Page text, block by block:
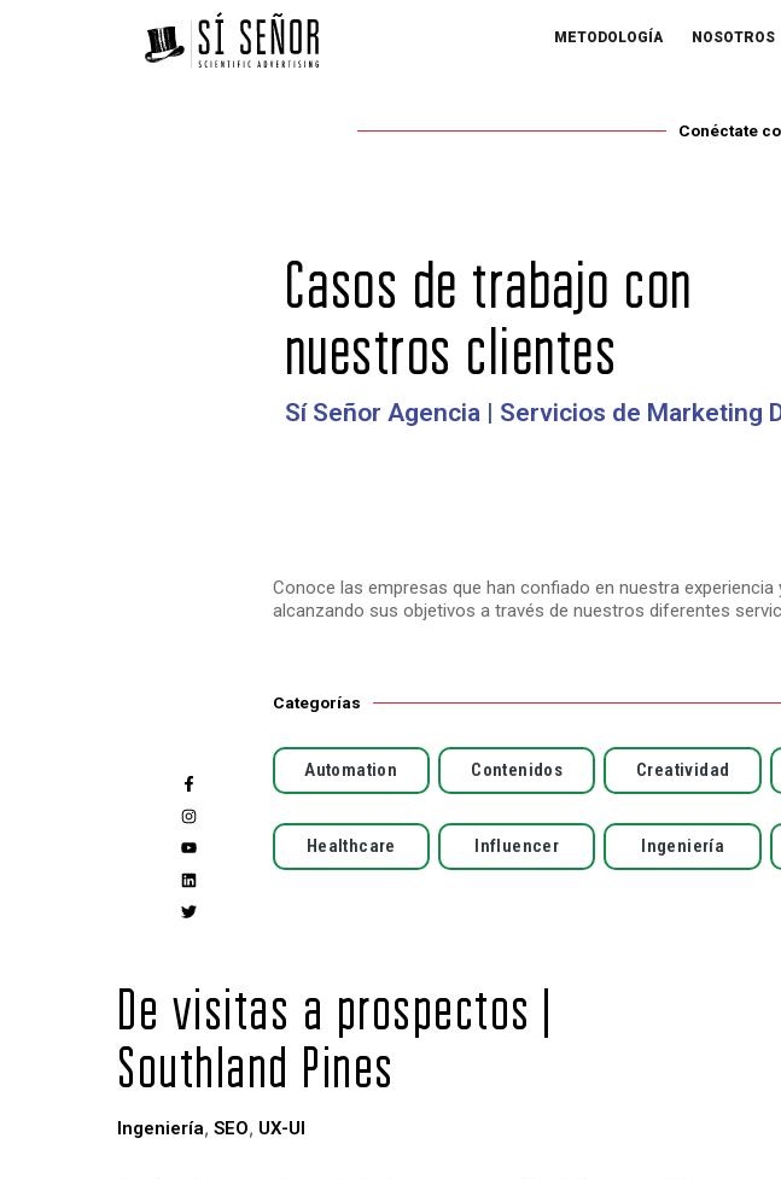
METODOLOGÍA NOSOTROS
Conéctate
Casos de trabajo con
nuestros clientes
Sí Señor Agencia | Servicios de Marketing
Conoce las empresas que han confiado en nuestra
alcanzando sus objetivos a través de nuestros diferentes
Categorías
Automation Contenidos Creatividad
Healthcare Influencer Ingeniería
De visitas a prospectos |
Southland Pines
Ingeniería, SEO, UX-UI